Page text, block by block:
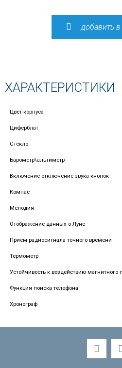
добавить
ХАРАКТЕРИСТИКИ
Цвет корпуса
Циферблат
Стекло
Барометр\альтиметр
Включение-отключение звука кнопок
Компас
Мелодия
Отображение данных о Луне
Прием радиосигнала точного времени
Термометр
Устойчивость к воздействию магнитного
Функция поиска телефона
Хронограф